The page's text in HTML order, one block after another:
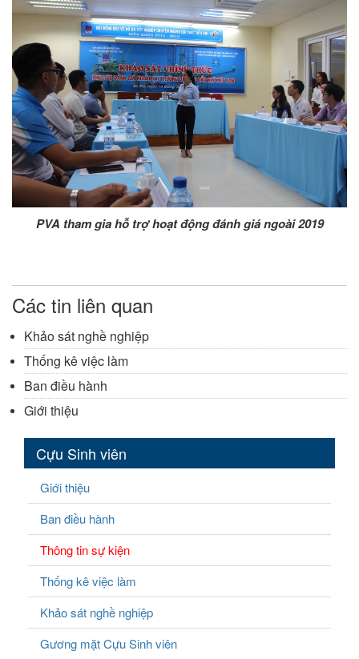
PVA tham gia hỗ trợ hoạt động đánh giá ngoài 2019
Các tin liên quan
Khảo sát nghề nghiệp
Thống kê việc làm
Ban điều hành
Giới thiệu
Cựu Sinh viên
Giới thiệu
Ban điều hành
Thông tin sự kiện
Thống kê việc làm
Khảo sát nghề nghiệp
Gương mặt Cựu Sinh viên